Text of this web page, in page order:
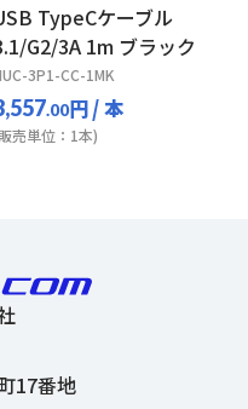
TypeCケーブル
G2/3A 1m ブラック
3P1-CC-1MK
.00円/ 本
売単位：1本)
17番地